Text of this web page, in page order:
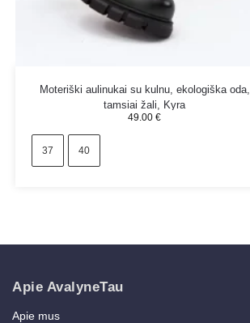
Moteriški aulinukai su kulnu, ekologiška oda,
tamsiai žali, Kyra
49.00€
37 40
Apie AvalyneTau
Apie mus